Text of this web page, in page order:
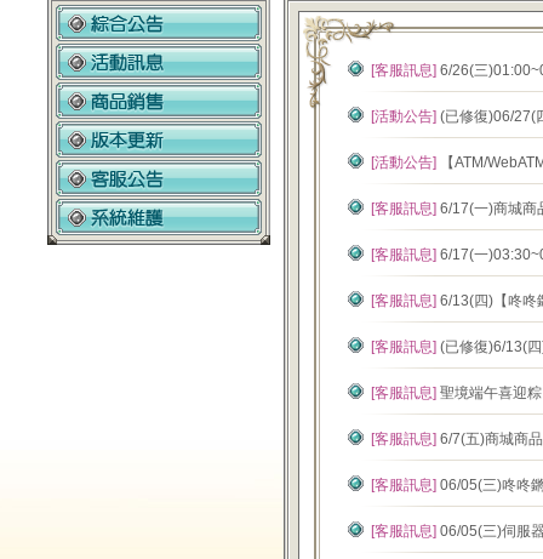
[客服訊息] 6/26(三
[活動公告] (已修復)06/27(
[活動公告] 【ATM/
[客服訊息] 6/17(一)商城商
[客服訊息] 6/17(一
[客服訊息] 6/13(四)【咚咚
[客服訊息] (已修復)6/13(
[客服訊息] 聖境端午喜迎
[客服訊息] 6/7(五)商城商
[客服訊息] 06/05(三)咚咚
[客服訊息] 06/05(三)伺服